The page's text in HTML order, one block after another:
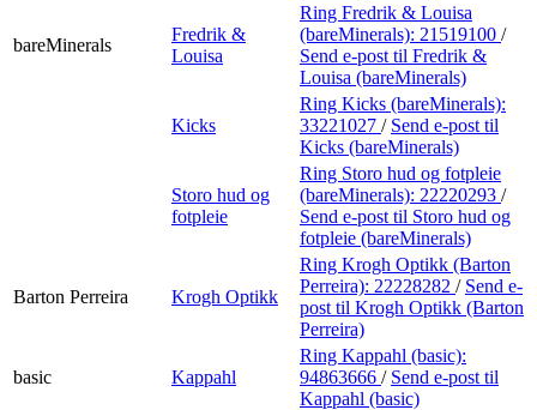
bareMinerals
Fredrik &
Louisa
Ring Fredrik & Louisa
(bareMinerals): 21519100 /
Send e-post til Fredrik &
Louisa (bareMinerals)
Kicks
Ring Kicks (bareMinerals):
33221027 / Send e-post til
Kicks (bareMinerals)
Storo hud og
fotpleie
Ring Storo hud og fotpleie
(bareMinerals): 22220293 /
Send e-post til Storo hud og
fotpleie (bareMinerals)
Barton Perreira Krogh Optikk
Ring Krogh Optikk (Barton
Perreira): 22228282 / Send e-
post til Krogh Optikk (Barton
Perreira)
basic Kappahl
Ring Kappahl (basic):
94863666 / Send e-post til
Kappahl (basic)